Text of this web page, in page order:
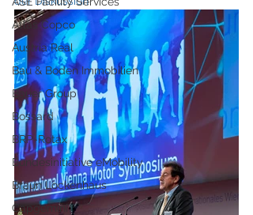
Atlas Copco
Austria Real
Bau & Boden Immobilien
Bauer Group
Bossard
BRP-Rotax
Bundesinitiative eMobility
Braun Lockenhaus
Capgemini